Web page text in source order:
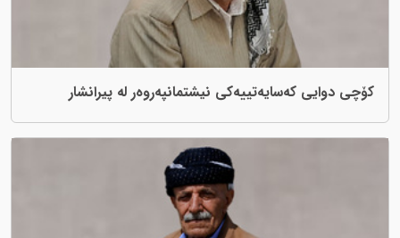
کۆچی دوایی کەسایەتییەکی نیشتمانپەروەر لە پیرانشار